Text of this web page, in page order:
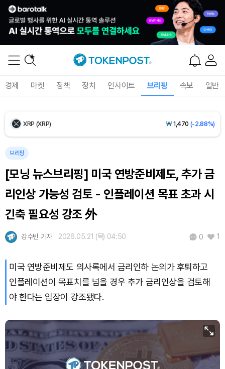
경제 마켓 정책 정치 인사이트 브리핑 속보 일반
Ethereum (ETH) ₩2,710,211(-0.05%)
XRP (XRP) ₩ 1,470 (-2.88%)
Solana (SOL)
TRON (TRX) ₩464.7(-0.29%)
Hyperliquid (HYPE) ₩79,666(-1.38%)
브리핑
[모닝 뉴스브리핑] 미국 연방준비제도, 추가 금
리인상 가능성 검토 - 인플레이션 목표 초과 시
긴축 필요성 강조 外
강수빈 기자 2026.05.21 (목) 04:50 0 1
미국 연방준비제도 의사록에서 금리인하 논의가 후퇴하고
인플레이션이 목표치를 넘을 경우 추가 금리인상을 검토해
야 한다는 입장이 강조됐다.